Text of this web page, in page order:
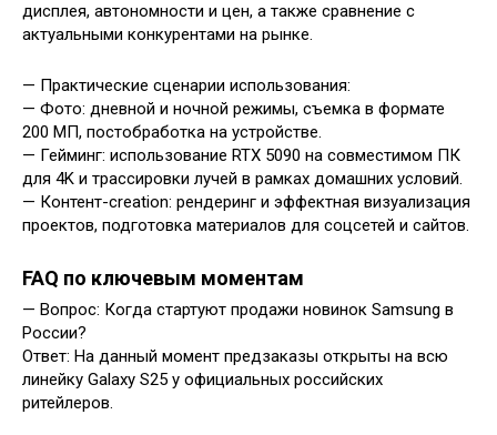
дисплея, автономности и цен, а также сравнение с
актуальными конкурентами на рынке.
— Практические сценарии использования:
— Фото: дневной и ночной режимы, съемка в формате
200 МП, постобработка на устройстве.
— Гейминг: использование RTX 5090 на совместимом ПК
для 4K и трассировки лучей в рамках домашних условий.
— Контент-creation: рендеринг и эффектная визуализация
проектов, подготовка материалов для соцсетей и сайтов.
FAQ по ключевым моментам
— Вопрос: Когда стартуют продажи новинок Samsung в
России?
Ответ: На данный момент предзаказы открыты на всю
линейку Galaxy S25 у официальных российских
ритейлеров.